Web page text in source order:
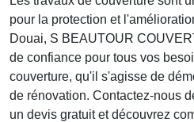
pour la protection et
Douai, S BEAUTOUR
de confiance pour tous vos
couverture, qu'il s'agisse de
de rénovation. Contactez-nous
un devis gratuit et découvrez